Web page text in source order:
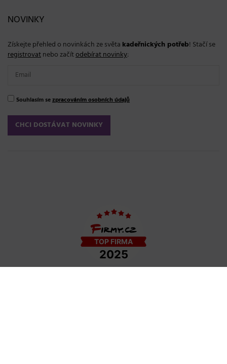
NOVINKY
Získejte přehled o novinkách ze světa kadeřnických potřeb! Stačí se
registrovatnebo začítodebírat novinky:
Souhlasím sezpracováním osobních údajů